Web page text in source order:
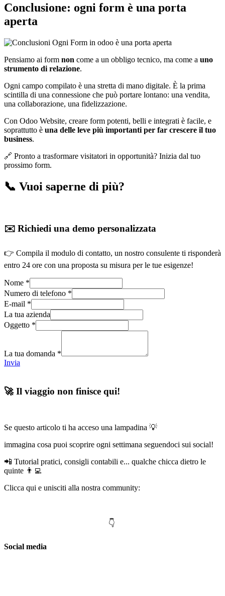
Conclusione: ogni form è una porta
aperta
Pensiamo ai form non come a un obbligo tecnico, ma come a uno
strumento di relazione.
Ogni campo compilato è una stretta di mano digitale. È la prima
scintilla di una connessione che può portare lontano: una vendita,
una collaborazione, una fidelizzazione.
Con Odoo Website, creare form potenti, belli e integrati è facile, e
soprattutto è una delle leve più importanti per far crescere il tuo
business.
🔗 Pronto a trasformare visitatori in opportunità? Inizia dal tuo
prossimo form.
📞 Vuoi saperne di più?
✉️ Richiedi una demo personalizzata
👉 Compila il modulo di contatto, un nostro consulente ti risponderà
entro 24 ore con una proposta su misura per le tue esigenze!
Nome *
Numero di telefono *
E-mail *
La tua azienda
Oggetto *
La tua domanda *
Invia
🚀 Il viaggio non finisce qui!
Se questo articolo ti ha acceso una lampadina 💡
immagina cosa puoi scoprire ogni settimana seguendoci sui social!
📲 Tutorial pratici, consigli contabili e... qualche chicca dietro le
quinte 👨‍💻
Clicca qui e unisciti alla nostra community:
👇
Social media